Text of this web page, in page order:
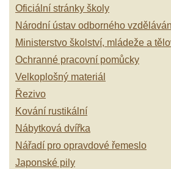
Oficiální stránky školy
Národní ústav odborného
Ministerstvo školství, mládeže a
Ochranné pracovní pomůcky
Velkoplošný materiál
Řezivo
Kování rustikální
Nábytková dvířka
Nářadí pro opravdové řemeslo
Japonské pily